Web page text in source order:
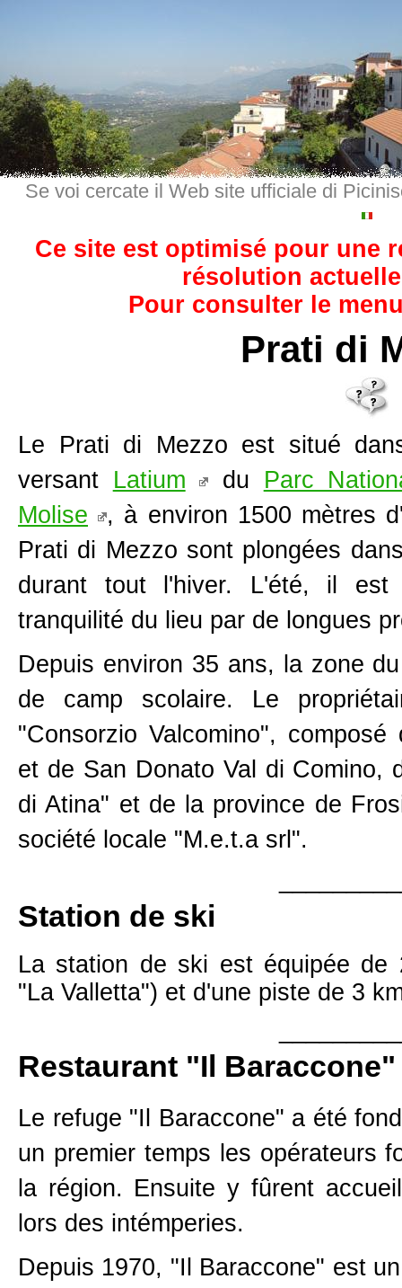
Se voi cercate il Web site ufficiale di
Ce site est optimisé pour une
résolution
Pour consulter le
Prati di
Le Prati di Mezzo est situé
versant Latium du Parc
Molise
, à environ 1500 mètres
Prati di Mezzo sont plongées
durant tout l'hiver. L'été, il
tranquilité du lieu par de longues
Depuis environ 35 ans, la zone
de camp scolaire. Le
"Consorzio Valcomino",
et de San Donato Val di Comino,
di Atina" et de la province de
société locale "M.e.t.a srl".
Station de ski
La station de ski est équipée de
"La Valletta") et d'une piste de 3
Restaurant "Il Baraccone"
Le refuge "Il Baraccone" a été
un premier temps les opérateurs
la région. Ensuite y fûrent
lors des intémperies.
Depuis 1970, "Il Baraccone" est